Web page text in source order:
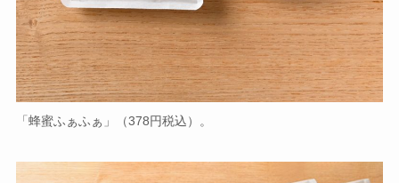
「蜂蜜ふぁふぁ」（378円税込）。